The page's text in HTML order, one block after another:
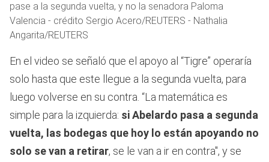
pase a la segunda vuelta, y no la senadora Paloma
Valencia - crédito Sergio Acero/REUTERS - Nathalia
Angarita/REUTERS
En el video se señaló que el apoyo al “Tigre” operaría
solo hasta que este llegue a la segunda vuelta, para
luego volverse en su contra. “La matemática es
simple para la izquierda: si Abelardo pasa a segunda
vuelta, las bodegas que hoy lo están apoyando no
solo se van a retirar, se le van a ir en contra", y se